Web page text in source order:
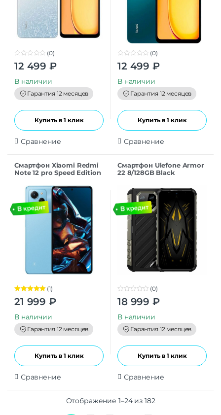
0
t
o
f
5
(0)
12 499 ₽
В наличии
Гарантия 12 месяцев
Купить в 1 клик
Сравнение
0
t
o
f
5
(0)
12 499 ₽
В наличии
Гарантия 12 месяцев
Купить в 1 клик
Сравнение
Смартфон Xiaomi Redmi
Note 12 pro Speed Edition
Оценка 5.00
из 5
(1)
21 999 ₽
В наличии
Гарантия 12 месяцев
Купить в 1 клик
Сравнение
Смартфон Ulefone Armor
22 8/128GB Black
0
t
o
f
5
(0)
18 999 ₽
В наличии
Гарантия 12 месяцев
Купить в 1 клик
Сравнение
Отображение 1–24 из 182